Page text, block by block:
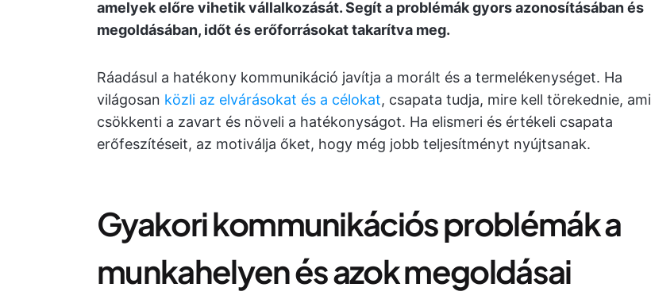
amelyek előre vihetik vállalkozását. Segít a problémák gyors azonosításában és
megoldásában, időt és erőforrásokat takarítva meg.
Ráadásul a hatékony kommunikáció javítja a morált és a termelékenységet. Ha
világosan közli az elvárásokat és a célokat, csapata tudja, mire kell törekednie, ami
csökkenti a zavart és növeli a hatékonyságot. Ha elismeri és értékeli csapata
erőfeszítéseit, az motiválja őket, hogy még jobb teljesítményt nyújtsanak.
Gyakori kommunikációs problémák a
munkahelyen és azok megoldásai